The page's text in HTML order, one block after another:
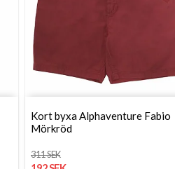
Kort byxa Alphaventure Fabio
Mörkröd
311 SEK